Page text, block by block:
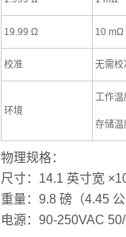
19.99 Ω 10 mΩ
校准 无需校
环境
工作温
存储温
物理规格：
尺寸：14.1 英寸宽
重量：9.8 磅（4.45 公
电源：90-250VAC